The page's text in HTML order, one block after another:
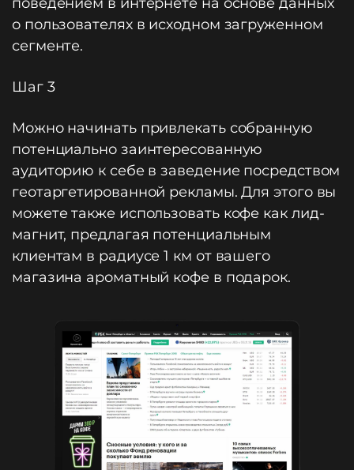
поведением в интернете на основе данных
о пользователях в исходном загруженном
сегменте.
Шаг 3
Можно начинать привлекать собранную
потенциально заинтересованную
аудиторию к себе в заведение посредством
геотаргетированной рекламы. Для этого вы
можете также использовать кофе как лид-
магнит, предлагая потенциальным
клиентам в радиусе 1 км от вашего
магазина ароматный кофе в подарок.